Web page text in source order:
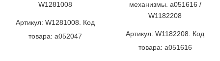
W1281008
Артикул: W1281008. Код
товара: a052047
механизмы. a051616 /
W1182208
Артикул: W1182208. Код
товара: a051616